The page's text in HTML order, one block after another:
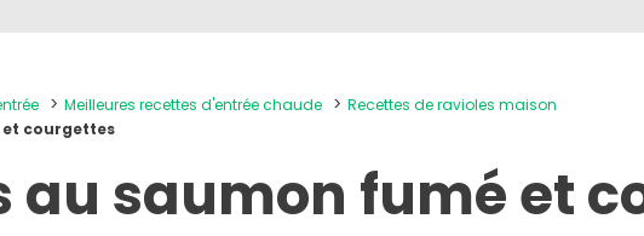
Meilleures recettes d'entrée chaude
Recettes de ravioles maison
et courgettes
au saumon fumé et